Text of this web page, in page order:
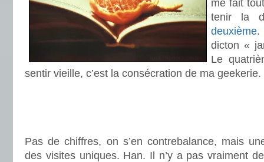
me fait
tenir la
deuxième
dicton «
Le
sentir vieille, c’est la consécration de ma geekerie.
Pas de chiffres, on s’en contrebalance, mais
des visites uniques. Han. Il n’y a pas vraiment